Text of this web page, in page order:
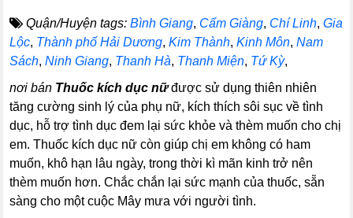
Quận/Huyện tags: Bình Giang, Cẩm Giàng, Chí Linh,Gia
Lộc, Thành phố Hải Dương,Kim Thành,Kinh Môn,Nam
Sách,Ninh Giang, Thanh Hà, Thanh Miện, Tứ Kỳ,
nơi bán Thuốc kích dục nữđược sử dụng thiên nhiên
tăng cường sinh lý của phụ nữ, kích thích sôi sục về tình
dục, hỗ trợ tình dục đem lại sức khỏe và thèm muốn cho chị
em. Thuốc kích dục nữ còn giúp chị em không có ham
muốn, khô hạn lâu ngày, trong thời kì mãn kinh trở nên
thèm muốn hơn. Chắc chắn lại sức mạnh của thuốc, sẵn
sàng cho một cuộc Mây mưa với người tình.